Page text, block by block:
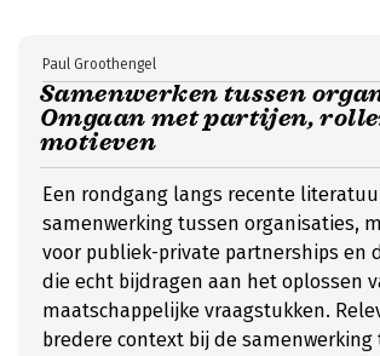
Samenwerken tussen
Omgaan met partijen,
motieven
Paul Groothengel
Een rondgang langs recente
samenwerking tussen organisaties,
voor publiek-private partnerships en
die echt bijdragen aan het oplossen
maatschappelijke vraagstukken.
bredere context bij de samenwerking